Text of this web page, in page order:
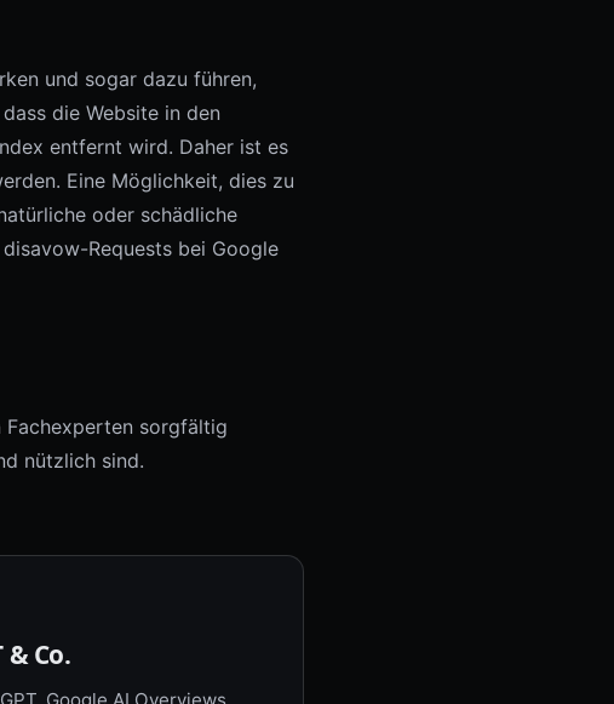
und sogar dazu führen,
die Website in den
entfernt wird. Daher ist es
Eine Möglichkeit, dies zu
oder schädliche
Requests bei Google
sorgfältig
nützlich sind.
Co.
Google AI Overviews,